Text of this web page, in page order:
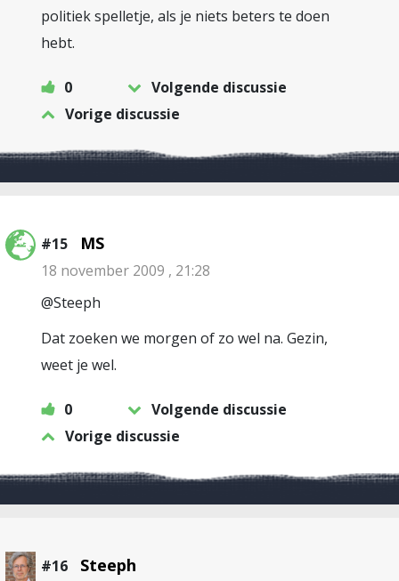
politiek spelletje, als je niets beters te doen
hebt.
0
Volgende discussie
Vorige discussie
#15 MS
18 november 2009 , 21:28
@Steeph
Dat zoeken we morgen of zo wel na. Gezin,
weet je wel.
0
Volgende discussie
Vorige discussie
#16 Steeph